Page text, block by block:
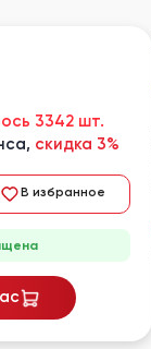
3342 шт.
скидка 3%
В избранное